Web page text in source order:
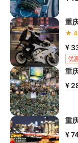
5.在项目过程中您需
做好相应防护，避免
可抗力导致无法成行
动；
6.若您在项目过程中
重
★
¥
优
重
¥
重
¥